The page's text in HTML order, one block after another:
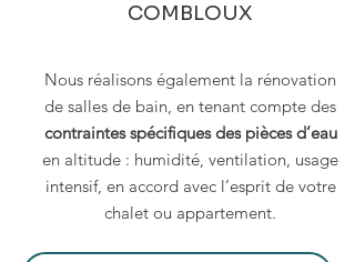
COMBLOUX
Nous réalisons également la rénovation
de salles de bain, en tenant compte des
contraintes spécifiques des pièces d’eau
en altitude : humidité, ventilation, usage
intensif, en accord avec l’esprit de votre
chalet ou appartement.